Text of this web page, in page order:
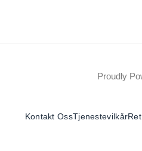
Proudly
Kontakt OssTjenestevilkår